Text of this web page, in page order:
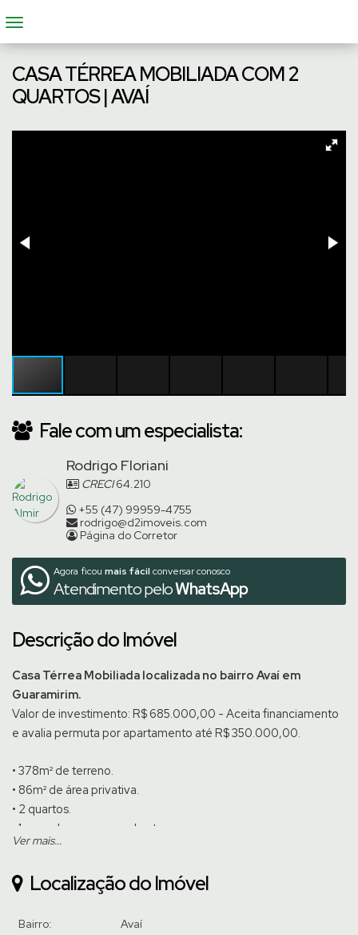
CASA TÉRREA MOBILIADA COM 2
QUARTOS | AVAÍ
Fale com um especialista:
Rodrigo Floriani
CRECI64.210
+55 (47) 99959-4755
rodrigo@d2imoveis.com
Página do Corretor
Agora ficou mais fácil conversar conosco
Atendimento peloWhatsApp
Descrição do Imóvel
Casa Térrea Mobiliada localizada no bairro Avaí em
Guaramirim.
Valor de investimento: R$ 685.000,00 - Aceita financiamento
e avalia permuta por apartamento até R$ 350.000,00.
• 378m² de terreno.
• 86m² de área privativa.
• 2 quartos.
• 1 vaga de garagem coberta.
• Área externa com churrasqueira.
Fica no imóvel tudo conforme fotos, exceto a mesa da área de
Ver mais...
Localização do Imóvel
Bairro: Avaí